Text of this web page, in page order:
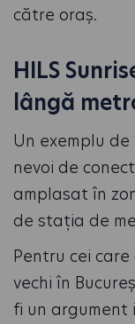
către oraș.
HILS
lângă
Un exemplu
nevoi de
amplasat în
de stația de
Pentru cei
vechi în
fi un argument